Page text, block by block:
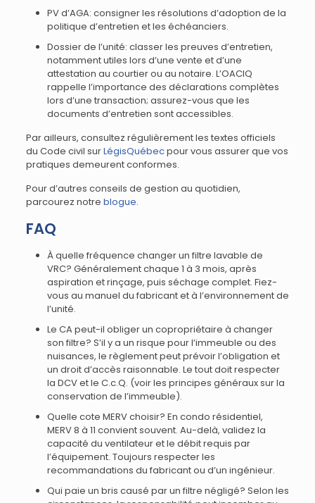
PV d’AGA: consigner les résolutions d’adoption de la
politique d’entretien et les échéanciers.
Dossier de l’unité: classer les preuves d’entretien,
notamment utiles lors d’une vente et d’une
attestation au courtier ou au notaire. L’OACIQ
rappelle l’importance des déclarations complètes
lors d’une transaction; assurez-vous que les
documents d’entretien sont accessibles.
Par ailleurs, consultez régulièrement les textes officiels
du Code civil surLégisQuébecpour vous assurer que vos
pratiques demeurent conformes.
Pour d’autres conseils de gestion au quotidien,
parcourez notre blogue.
FAQ
À quelle fréquence changer un filtre lavable de
VRC? Généralement chaque 1 à 3 mois, après
aspiration et rinçage, puis séchage complet. Fiez-
vous au manuel du fabricant et à l’environnement de
l’unité.
Le CA peut-il obliger un copropriétaire à changer
son filtre? S’il y a un risque pour l’immeuble ou des
nuisances, le règlement peut prévoir l’obligation et
un droit d’accès raisonnable. Le tout doit respecter
la DCV et le C.c.Q. (voir les principes généraux sur la
conservation de l’immeuble).
Quelle cote MERV choisir? En condo résidentiel,
MERV 8 à 11 convient souvent. Au-delà, validez la
capacité du ventilateur et le débit requis par
l’équipement. Toujours respecter les
recommandations du fabricant ou d’un ingénieur.
Qui paie un bris causé par un filtre négligé? Selon les